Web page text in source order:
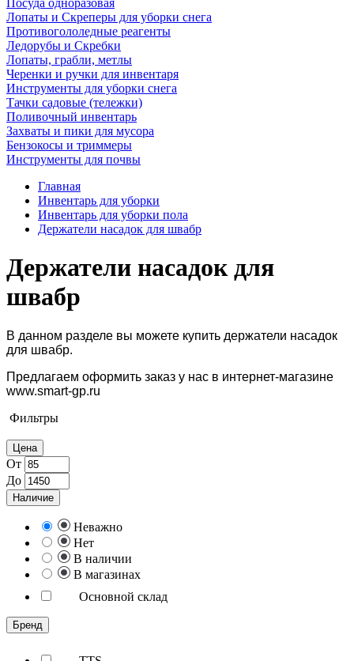
Посуда одноразовая
Лопаты и Скреперы для уборки снега
Противогололедные реагенты
Ледорубы и Скребки
Лопаты, грабли, метлы
Черенки и ручки для инвентаря
Инструменты для уборки снега
Тачки садовые (тележки)
Поливочный инвентарь
Захваты и пики для мусора
Бензокосы и триммеры
Инструменты для почвы
Главная
Инвентарь для уборки
Инвентарь для уборки пола
Держатели насадок для швабр
Держатели насадок для
швабр
В данном разделе вы можете купить держатели насадок
для швабр.
Предлагаем оформить заказ у нас в интернет-магазине
www.smart-gp.ru
Фильтры
Цена
От
До
Наличие
Неважно
Нет
В наличии
В магазинах
Основной склад
Бренд